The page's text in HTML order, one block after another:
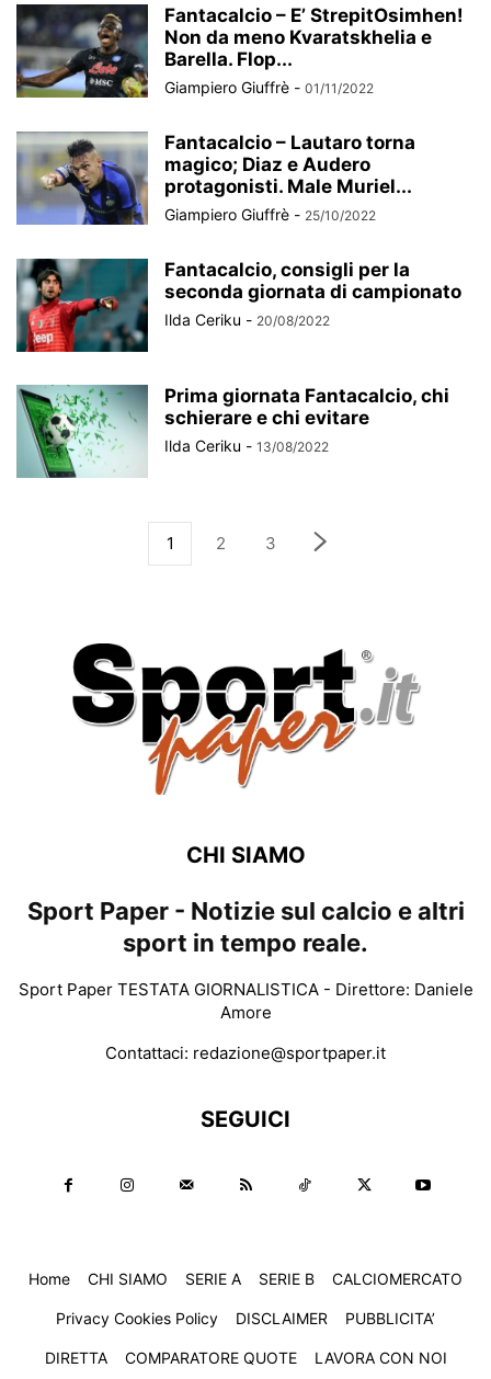
Fantacalcio – E’ StrepitOsimhen!
Non da meno Kvaratskhelia e
Barella. Flop...
Giampiero Giuffrè - 01/11/2022
Fantacalcio – Lautaro torna
magico; Diaz e Audero
protagonisti. Male Muriel...
Giampiero Giuffrè - 25/10/2022
Fantacalcio, consigli per la
seconda giornata di campionato
Ilda Ceriku - 20/08/2022
Prima giornata Fantacalcio, chi
schierare e chi evitare
Ilda Ceriku - 13/08/2022
1 2 3
CHI SIAMO
Sport Paper - Notizie sul calcio e altri
sport in tempo reale.
Sport Paper TESTATA GIORNALISTICA - Direttore: Daniele
Amore
Contattaci: redazione@sportpaper.it
SEGUICI
Home CHI SIAMO SERIE A SERIE B CALCIOMERCATO
Privacy Cookies Policy DISCLAIMER PUBBLICITA’
DIRETTA COMPARATORE QUOTE LAVORA CON NOI